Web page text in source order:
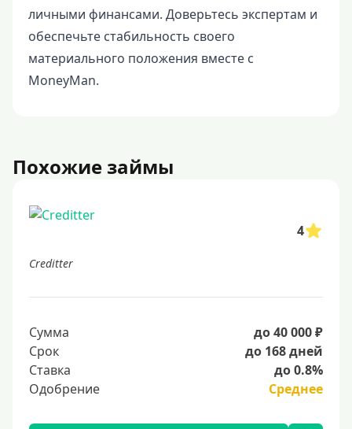
личными финансами. Доверьтесь экспертам и
обеспечьте стабильность своего
материального положения вместе с
MoneyMan.
Похожие займы
4
Creditter
Сумма
до 40 000 ₽
Срок
до 168 дней
Ставка
до 0.8%
Одобрение
Среднее